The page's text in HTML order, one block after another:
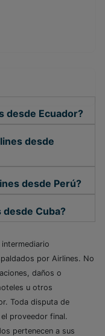
desde Ecuador?
desde
desde Perú?
Cuba?
por Airlines. No
daños o
u otros
Toda disputa de
proveedor final.
pertenecen a sus